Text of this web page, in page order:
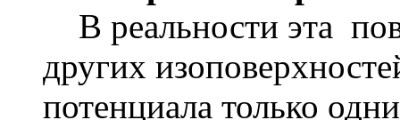
В реальности эта
других
потенциала только